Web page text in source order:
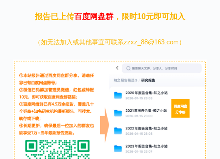
报告已上传百度网盘群，限时10元即可加入
（如无法加入或其他事宜可联系zzxz_88@163.com）